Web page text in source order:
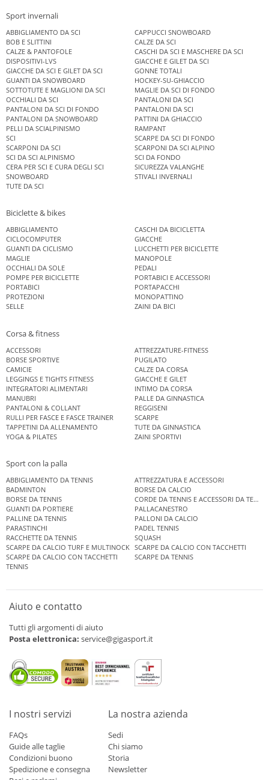
Sport invernali
ABBIGLIAMENTO DA SCI
CAPPUCCI SNOWBOARD
BOB E SLITTINI
CALZE DA SCI
CALZE & PANTOFOLE
CASCHI DA SCI E MASCHERE DA SCI
DISPOSITIVI-LVS
GIACCHE E GILET DA SCI
GIACCHE DA SCI E GILET DA SCI
GONNE TOTALI
GUANTI DA SNOWBOARD
HOCKEY-SU-GHIACCIO
SOTTOTUTE E MAGLIONI DA SCI
MAGLIE DA SCI DI FONDO
OCCHIALI DA SCI
PANTALONI DA SCI
PANTALONI DA SCI DI FONDO
PANTALONI DA SCI
PANTALONI DA SNOWBOARD
PATTINI DA GHIACCIO
PELLI DA SCIALPINISMO
RAMPANT
SCI
SCARPE DA SCI DI FONDO
SCARPONI DA SCI
SCARPONI DA SCI ALPINO
SCI DA SCI ALPINISMO
SCI DA FONDO
CERA PER SCI E CURA DEGLI SCI
SICUREZZA VALANGHE
SNOWBOARD
STIVALI INVERNALI
TUTE DA SCI
Biciclette & bikes
ABBIGLIAMENTO
CASCHI DA BICICLETTA
CICLOCOMPUTER
GIACCHE
GUANTI DA CICLISMO
LUCCHETTI PER BICICLETTE
MAGLIE
MANOPOLE
OCCHIALI DA SOLE
PEDALI
POMPE PER BICICLETTE
PORTABICI E ACCESSORI
PORTABICI
PORTAPACCHI
PROTEZIONI
MONOPATTINO
SELLE
ZAINI DA BICI
Corsa & fitness
ACCESSORI
ATTREZZATURE-FITNESS
BORSE SPORTIVE
PUGILATO
CAMICIE
CALZE DA CORSA
LEGGINGS E TIGHTS FITNESS
GIACCHE E GILET
INTEGRATORI ALIMENTARI
INTIMO DA CORSA
MANUBRI
PALLE DA GINNASTICA
PANTALONI & COLLANT
REGGISENI
RULLI PER FASCE E FASCE TRAINER
SCARPE
TAPPETINI DA ALLENAMENTO
TUTE DA GINNASTICA
YOGA & PILATES
ZAINI SPORTIVI
Sport con la palla
ABBIGLIAMENTO DA TENNIS
ATTREZZATURA E ACCESSORI
BADMINTON
BORSE DA CALCIO
BORSE DA TENNIS
CORDE DA TENNIS E ACCESSORI DA TENNIS
GUANTI DA PORTIERE
PALLACANESTRO
PALLINE DA TENNIS
PALLONI DA CALCIO
PARASTINCHI
PADEL TENNIS
RACCHETTE DA TENNIS
SQUASH
SCARPE DA CALCIO TURF E MULTINOCK SCARPE DA CALCIO CON TACCHETTI
SCARPE DA CALCIO CON TACCHETTI
SCARPE DA TENNIS
TENNIS
Aiuto e contatto
Tutti gli argomenti di aiuto
Posta elettronica: service@gigasport.it
I nostri servizi
FAQs
Guide alle taglie
Condizioni buono
Spedizione e consegna
La nostra azienda
Sedi
Chi siamo
Storia
Newsletter